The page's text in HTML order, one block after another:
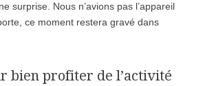
surprise. Nous n’avions pas l’appareil
ce moment restera gravé dans
bien profiter de l’activité